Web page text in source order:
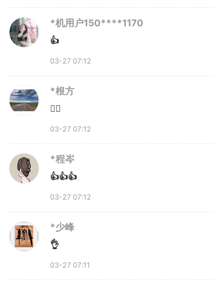
*机用户150****1170
👍
03-27 07:12
*根方
👍🏻
03-27 07:12
*程岑
👍👍👍
03-27 07:12
*少峰
👌
03-27 07:11